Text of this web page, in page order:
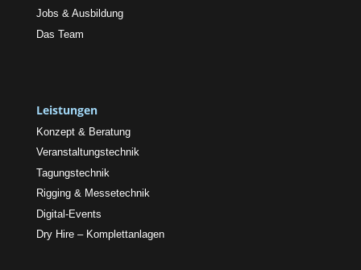
Jobs & Ausbildung
Das Team
Leistungen
Konzept & Beratung
Veranstaltungstechnik
Tagungstechnik
Rigging & Messetechnik
Digital-Events
Dry Hire – Komplettanlagen